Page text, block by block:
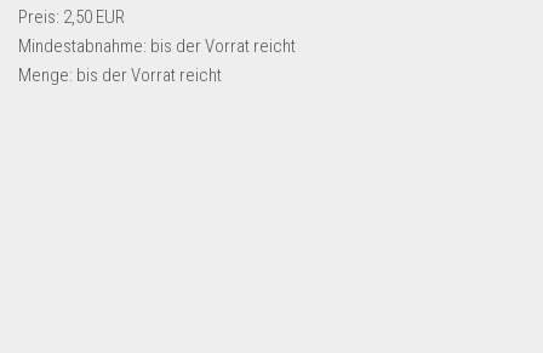
Münzen
Preis: 2,50 EUR
Mindestabnahme: bis der Vorrat reicht
Menge: bis der Vorrat reicht